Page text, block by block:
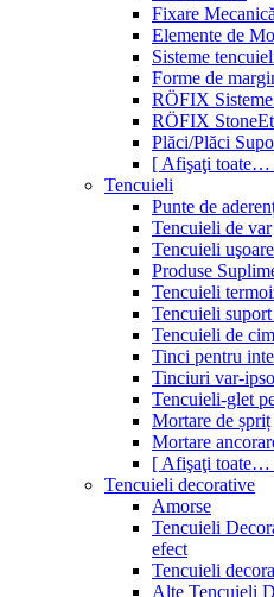
Fixare
Elemente de
Sisteme
Forme de
RÖFIX
RÖFIX
Plăci/Plăci
[ Afişaţi toate…
Tencuieli
Punte de
Tencuieli de var
Tencuieli
Produse
Tencuieli
Tencuieli
Tencuieli de
Tinci pentru
Tinciuri var-
Tencuieli-glet
Mortare de șpriț
Mortare
[ Afişaţi toate…
Tencuieli decorative
Amorse
Tencuieli
efect
Tencuieli
Alte Tencuieli